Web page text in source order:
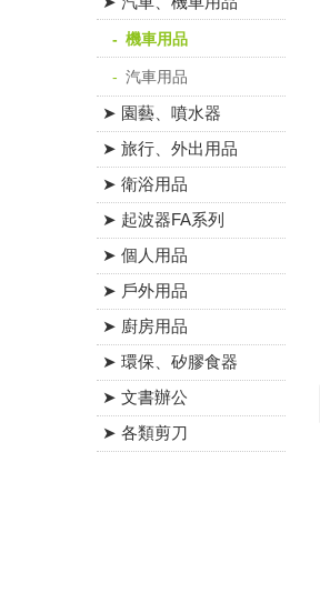
機車用品
汽車用品
➤ 園藝、噴水器
➤ 旅行、外出用品
➤ 衛浴用品
➤ 起波器FA系列
➤ 個人用品
➤ 戶外用品
➤ 廚房用品
➤ 環保、矽膠食器
➤ 文書辦公
➤ 各類剪刀